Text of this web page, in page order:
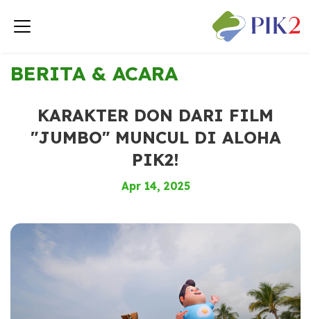
< Kembali ke Berita & Acara
BERITA & ACARA
KARAKTER DON DARI FILM
"JUMBO" MUNCUL DI ALOHA
PIK2!
Apr 14, 2025